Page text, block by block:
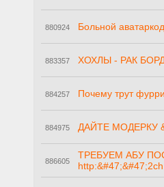
880924 Больной
883357 ХОХЛЫ - РАК
884257 Почему трут
884975 ДАЙТЕ МОДЕРКУ
886605
ТРЕБУЕМ АБУ